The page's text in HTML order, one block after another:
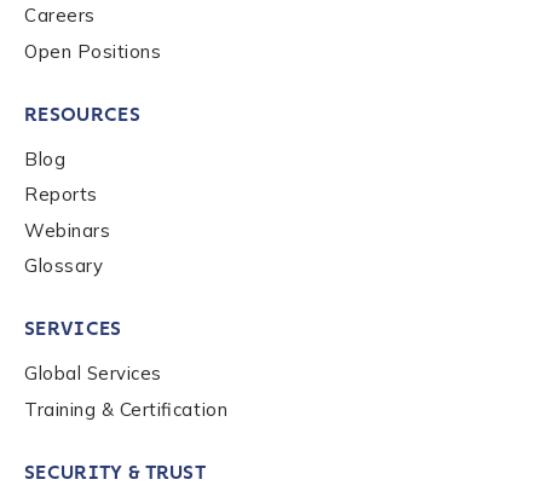
services, events, and news. Your personal data will
be handled in accordance with the
Careers
Open Positions
RESOURCES
Blog
Reports
Webinars
Glossary
SERVICES
Global Services
Training & Certification
SECURITY & TRUST